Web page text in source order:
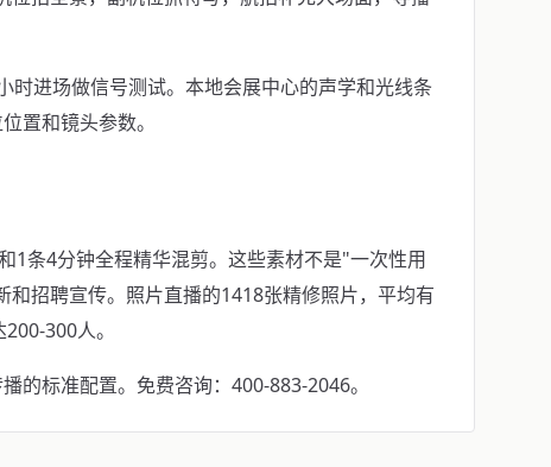
进场做信号测试。本地会展中心的声学和光线条
置和镜头参数。
1条4分钟全程精华混剪。这些素材不是"一次性用
招聘宣传。照片直播的1418张精修照片，平均有
300人。
的标准配置。免费咨询：400-883-2046。